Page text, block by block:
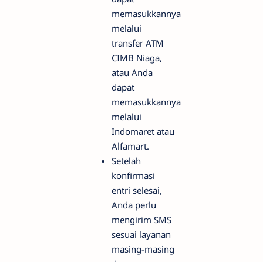
memasukkannya
melalui
transfer ATM
CIMB Niaga,
atau Anda
dapat
memasukkannya
melalui
Indomaret atau
Alfamart.
Setelah
konfirmasi
entri selesai,
Anda perlu
mengirim SMS
sesuai layanan
masing-masing